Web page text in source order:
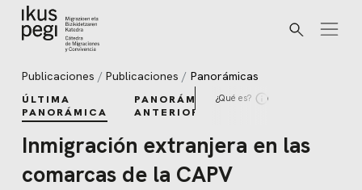
Ir directamente al contenido
Buscar
Publicaciones Publicaciones Panorámicas
ÚLTIMA
PANORÁMICA
PANORÁMICAS
ANTERIORES
¿Qué es?
Inmigración extranjera en las
comarcas de la CAPV